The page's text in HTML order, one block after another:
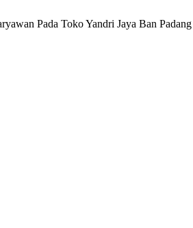
Pada Toko Yandri Jaya Ban